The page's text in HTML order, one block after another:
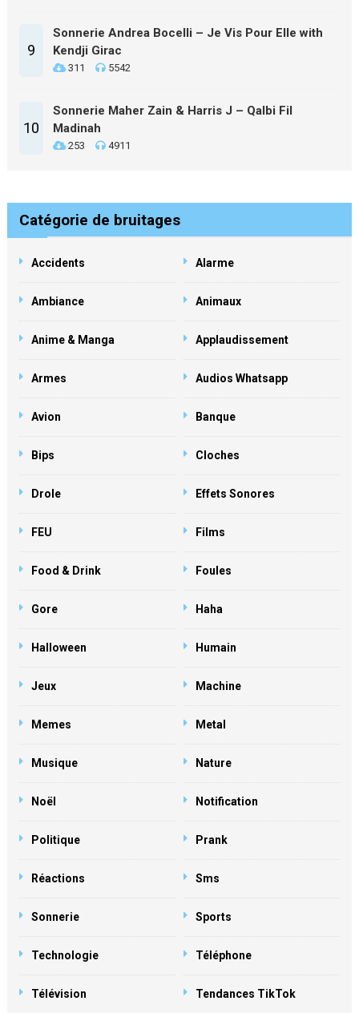
9
Sonnerie Andrea Bocelli – Je Vis Pour Elle with
Kendji Girac
311 5542
10
Sonnerie Maher Zain & Harris J – Qalbi Fil
Madinah
253 4911
Catégorie de bruitages
Accidents Alarme
Ambiance Animaux
Anime & Manga Applaudissement
Armes Audios Whatsapp
Avion Banque
Bips Cloches
Drole Effets Sonores
FEU Films
Food & Drink Foules
Gore Haha
Halloween Humain
Jeux Machine
Memes Metal
Musique Nature
Noël Notification
Politique Prank
Réactions Sms
Sonnerie Sports
Technologie Téléphone
Télévision Tendances TikTok